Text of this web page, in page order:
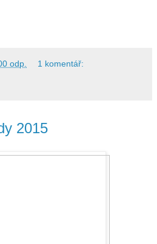
odp. 1 komentář:
2015